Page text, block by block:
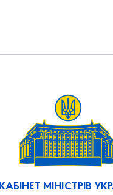
КАБІНЕТ МІНІСТРІВ